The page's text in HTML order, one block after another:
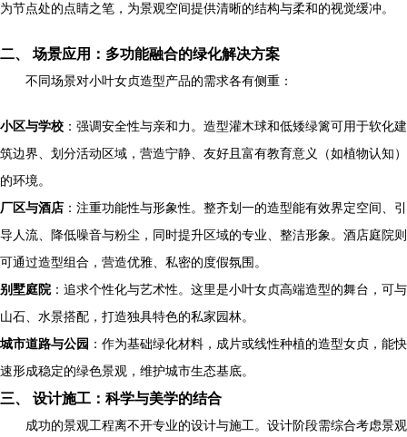
为节点处的点睛之笔，为景观空间提供清晰的结构与柔和的视觉缓冲。
二、 场景应用：多功能融合的绿化解决方案
不同场景对小叶女贞造型产品的需求各有侧重：
小区与学校 ：强调安全性与亲和力。造型灌木球和低矮绿篱可用于软化建
筑边界、划分活动区域，营造宁静、友好且富有教育意义（如植物认知）
的环境。
厂区与酒店 ：注重功能性与形象性。整齐划一的造型能有效界定空间、引
导人流、降低噪音与粉尘，同时提升区域的专业、整洁形象。酒店庭院则
可通过造型组合，营造优雅、私密的度假氛围。
别墅庭院：追求个性化与艺术性。这里是小叶女贞高端造型的舞台，可与
山石、水景搭配，打造独具特色的私家园林。
城市道路与公园 ：作为基础绿化材料，成片或线性种植的造型女贞，能快
速形成稳定的绿色景观，维护城市生态基底。
三、 设计施工：科学与美学的结合
成功的景观工程离不开专业的设计与施工。设计阶段需综合考虑景观